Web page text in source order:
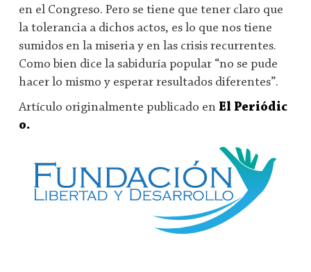
en el Congreso. Pero se tiene que tener claro que
la tolerancia a dichos actos, es lo que nos tiene
sumidos en la miseria y en las crisis recurrentes.
Como bien dice la sabiduría popular “no se pude
hacer lo mismo y esperar resultados diferentes”.
Artículo originalmente publicado en El Periódic
o.